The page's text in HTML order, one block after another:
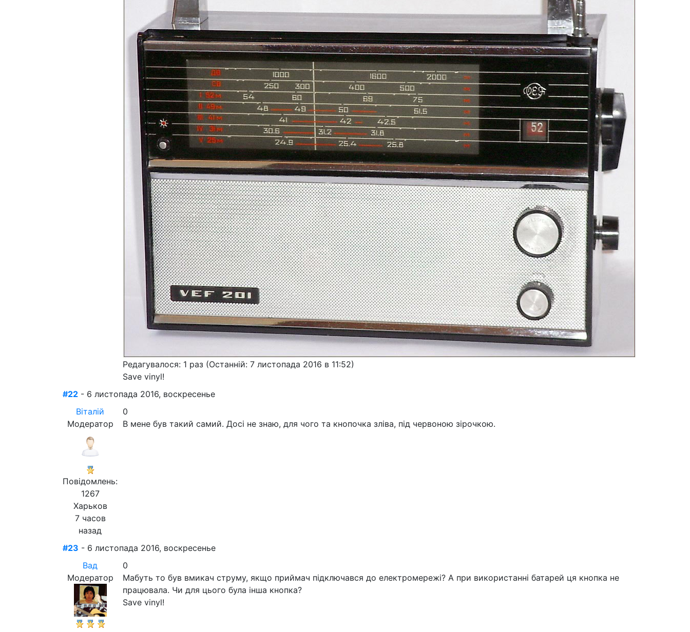
Редагувалося: 1 раз (Останній: 7 листопада 2016 в 11:52)
Save vinyl!
#22 - 6 листопада 2016, воскресенье
Віталій
Модератор
Повідомлень:
1267
Харьков
7 часов
назад
0
В мене був такий самий. Досі не знаю, для чого та кнопочка зліва, під червоною зірочкою.
#23 - 6 листопада 2016, воскресенье
Вад
Модератор
0
Мабуть то був вмикач струму, якщо приймач підключався до електромережі? А при використанні батарей ця кнопка не
працювала. Чи для цього була інша кнопка?
Save vinyl!